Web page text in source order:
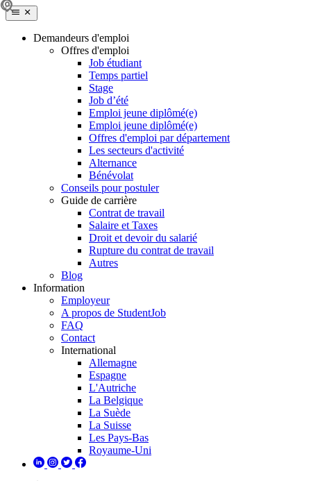
Demandeurs d'emploi
Offres d'emploi
Job étudiant
Temps partiel
Stage
Job d’été
Emploi jeune diplômé(e)
Emploi jeune diplômé(e)
Offres d'emploi par département
Les secteurs d'activité
Alternance
Bénévolat
Conseils pour postuler
Guide de carrière
Contrat de travail
Salaire et Taxes
Droit et devoir du salarié
Rupture du contrat de travail
Autres
Blog
Information
Employeur
A propos de StudentJob
FAQ
Contact
International
Allemagne
Espagne
L'Autriche
La Belgique
La Suède
La Suisse
Les Pays-Bas
Royaume-Uni